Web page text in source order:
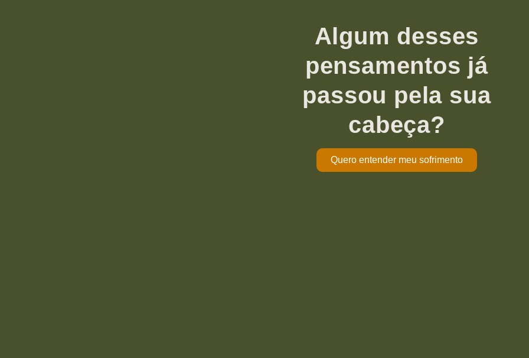
Algum desses
pensamentos já
passou pela sua
cabeça?
Quero entender meu sofrimento